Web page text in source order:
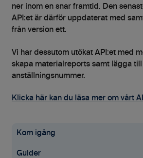
ner inom en snar framtid. Den
API:et är därför uppdaterat med
från version ett.
Vi har dessutom utökat API:et med
skapa materialreports samt lägga till
anställningsnummer.
Klicka här kan du läsa mer om vårt
Kom igång
Uppstartsguide
Guider